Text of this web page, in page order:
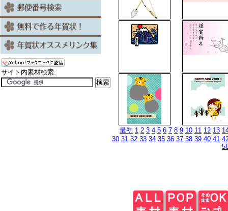
最初 1 2 3 4 5 6 7 8 9 10 11 12 13
30 31 32 33 34 35 36 37 38 39 40 41
サイト内素材検索: